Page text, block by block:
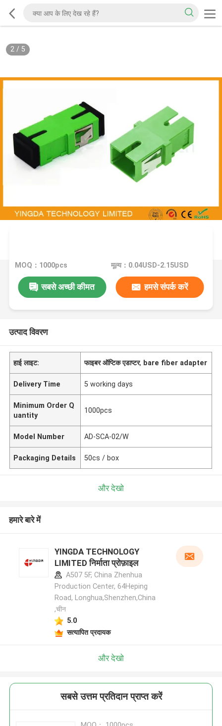
2/ 5
MOQ：1000pcs मूल्य：0.04USD-2.15USD
सबसे अच्छी कीमत हमसे संपर्क करें
उत्पाद विवरण
हाई लाइट: फाइबर ऑप्टिक एडाप्टर, bare fiber adapter
Delivery Time 5 working days
Minimum Order Q
uantity
1000pcs
Model Number AD-SCA-02/W
Packaging Details 50cs / box
और देखो
हमारे बारे में
YINGDA TECHNOLOGY
LIMITED निर्माता प्रोफ़ाइल
A507 5F, China Zhenhua
Production Center, 64Heping
Road, Longhua,Shenzhen,China
,चीन
5.0
सत्यापित प्रदायक
और देखो
सबसे उत्तम प्रतिदान प्राप्त करें